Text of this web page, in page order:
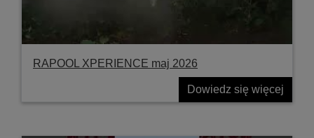
RAPOOL XPERIENCE maj 2026
Dowiedz się więcej